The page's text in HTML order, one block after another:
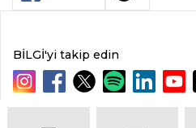
BİLGİ'yi takip edin